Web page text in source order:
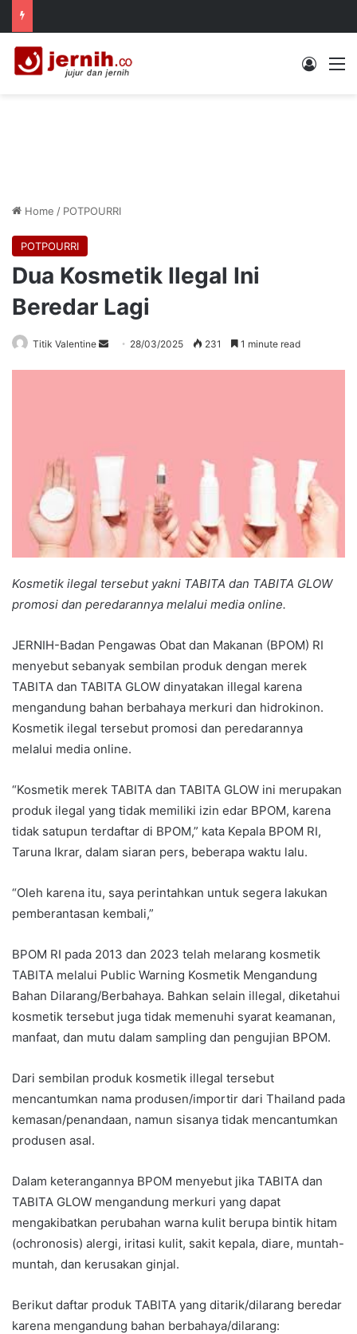
Log In
Home / POTPOURRI
POTPOURRI
Dua Kosmetik Ilegal Ini
Beredar Lagi
Titik Valentine
Send 28/03/2025 231 1 minute read
Kosmetik ilegal tersebut yakni TABITA dan TABITA GLOW
promosi dan peredarannya melalui media online.
JERNIH-Badan Pengawas Obat dan Makanan (BPOM) RI
menyebut sebanyak sembilan produk dengan merek
TABITA dan TABITA GLOW dinyatakan illegal karena
mengandung bahan berbahaya merkuri dan hidrokinon.
Kosmetik ilegal tersebut promosi dan peredarannya
melalui media online.
“Kosmetik merek TABITA dan TABITA GLOW ini merupakan
produk ilegal yang tidak memiliki izin edar BPOM, karena
tidak satupun terdaftar di BPOM,” kata Kepala BPOM RI,
Taruna Ikrar, dalam siaran pers, beberapa waktu lalu.
“Oleh karena itu, saya perintahkan untuk segera lakukan
pemberantasan kembali,”
BPOM RI pada 2013 dan 2023 telah melarang kosmetik
TABITA melalui Public Warning Kosmetik Mengandung
Bahan Dilarang/Berbahaya. Bahkan selain illegal, diketahui
kosmetik tersebut juga tidak memenuhi syarat keamanan,
manfaat, dan mutu dalam sampling dan pengujian BPOM.
Dari sembilan produk kosmetik illegal tersebut
mencantumkan nama produsen/importir dari Thailand pada
kemasan/penandaan, namun sisanya tidak mencantumkan
produsen asal.
Dalam keterangannya BPOM menyebut jika TABITA dan
TABITA GLOW mengandung merkuri yang dapat
mengakibatkan perubahan warna kulit berupa bintik hitam
(ochronosis) alergi, iritasi kulit, sakit kepala, diare, muntah-
muntah, dan kerusakan ginjal.
Berikut daftar produk TABITA yang ditarik/dilarang beredar
karena mengandung bahan berbahaya/dilarang: